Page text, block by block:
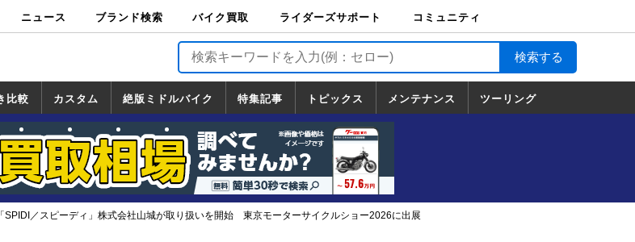
ニュース ブランド検索 バイク買取
バイク買取
ライダーズサポート
ライダーズサポート
TOP
バイク輸送
バイクガレージライ
フ
バイク車両保険
ロードサービス
バイク試乗
コミュニティ
比較 カスタム
カスタム
一覧
ホンダ
ヤマハ
スズキ
カワサキ
絶版ミドルバイク
絶版ミドルバイク
一覧
ホンダ
ヤマハ
スズキ
カワサキ
特集記事 トピックス
トピックス
一覧
ホンダ
ヤマハ
スズキ
カワサキ
ハーレーダ
ビッドソン
BMW
ドゥカティ
トライアン
フ
メンテナンス ツーリング
道の駅調査隊
ツーリング情報局
日本の道50選
国道めぐり
林道ツーリング
SPIDI／スピーディ」株式会社山城が取り扱いを開始 東京モーターサイクルショー2026に出展